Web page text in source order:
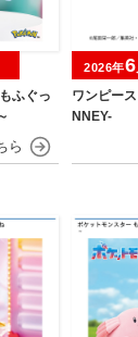
ふぐっ
ワンピー
NNEY-
2026年6